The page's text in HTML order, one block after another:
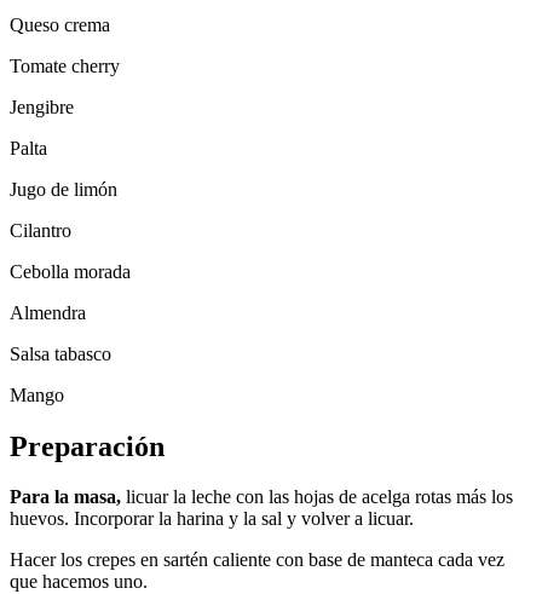
Queso crema
Tomate cherry
Jengibre
Palta
Jugo de limón
Cilantro
Cebolla morada
Almendra
Salsa tabasco
Mango
Preparación
Para la masa, licuar la leche con las hojas de acelga rotas más los
huevos. Incorporar la harina y la sal y volver a licuar.
Hacer los crepes en sartén caliente con base de manteca cada vez
que hacemos uno.